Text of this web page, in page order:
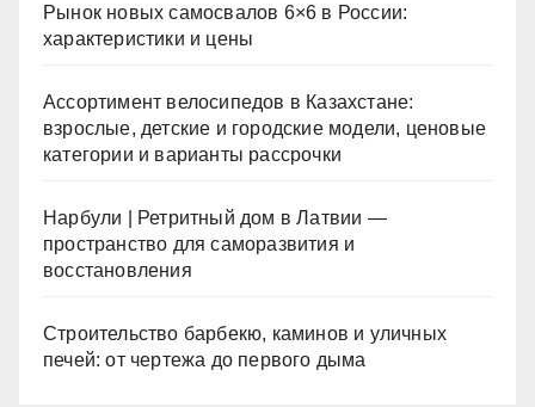
Рынок новых самосвалов 6×6 в России:
характеристики и цены
Ассортимент велосипедов в Казахстане:
взрослые, детские и городские модели, ценовые
категории и варианты рассрочки
Нарбули | Ретритный дом в Латвии —
пространство для саморазвития и
восстановления
Строительство барбекю, каминов и уличных
печей: от чертежа до первого дыма